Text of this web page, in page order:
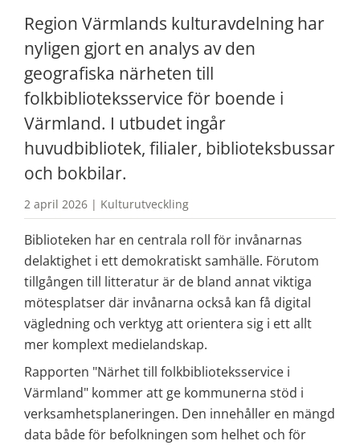
Region Värmlands kulturavdelning har
nyligen gjort en analys av den
geografiska närheten till
folkbiblioteksservice för boende i
Värmland. I utbudet ingår
huvudbibliotek, filialer, biblioteksbussar
och bokbilar.
2 april 2026 | Kulturutveckling
Biblioteken har en centrala roll för invånarnas
delaktighet i ett demokratiskt samhälle. Förutom
tillgången till litteratur är de bland annat viktiga
mötesplatser där invånarna också kan få digital
vägledning och verktyg att orientera sig i ett allt
mer komplext medielandskap.
Rapporten "Närhet till folkbiblioteksservice i
Värmland" kommer att ge kommunerna stöd i
verksamhetsplaneringen. Den innehåller en mängd
data både för befolkningen som helhet och för